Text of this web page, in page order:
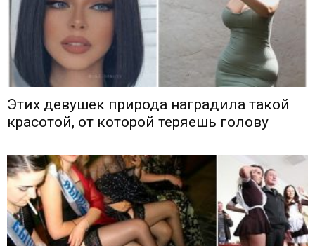
Этих девушек природа наградила такой
красотой, от которой теряешь голову